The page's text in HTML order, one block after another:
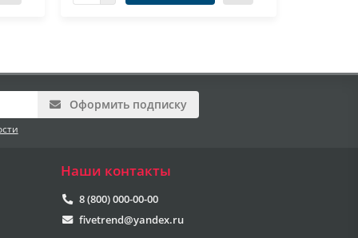
Оформить подписку
Наши контакты
8 (800) 000-00-00
fivetrend@yandex.ru